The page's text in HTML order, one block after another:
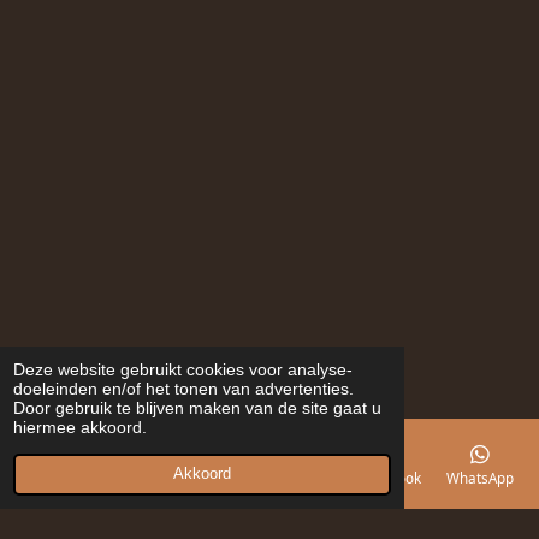
Deze website gebruikt cookies voor analyse-
doeleinden en/of het tonen van advertenties.
Door gebruik te blijven maken van de site gaat u
hiermee akkoord.
Akkoord
Telefoonnummer Facebook WhatsApp